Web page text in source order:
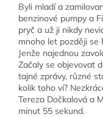
Byli mladí a
benzinové pumpy a
pryč a už ji nikdy
mnoho let později se
Jenže najednou
Začaly se objevovat
tajné zprávy, různé
kolik toho ví?
Tereza Dočkalová a
minut 55 sekund.